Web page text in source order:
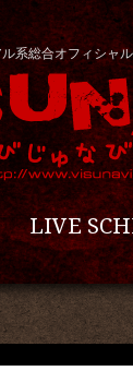
系総合オフィシャ
LIVE